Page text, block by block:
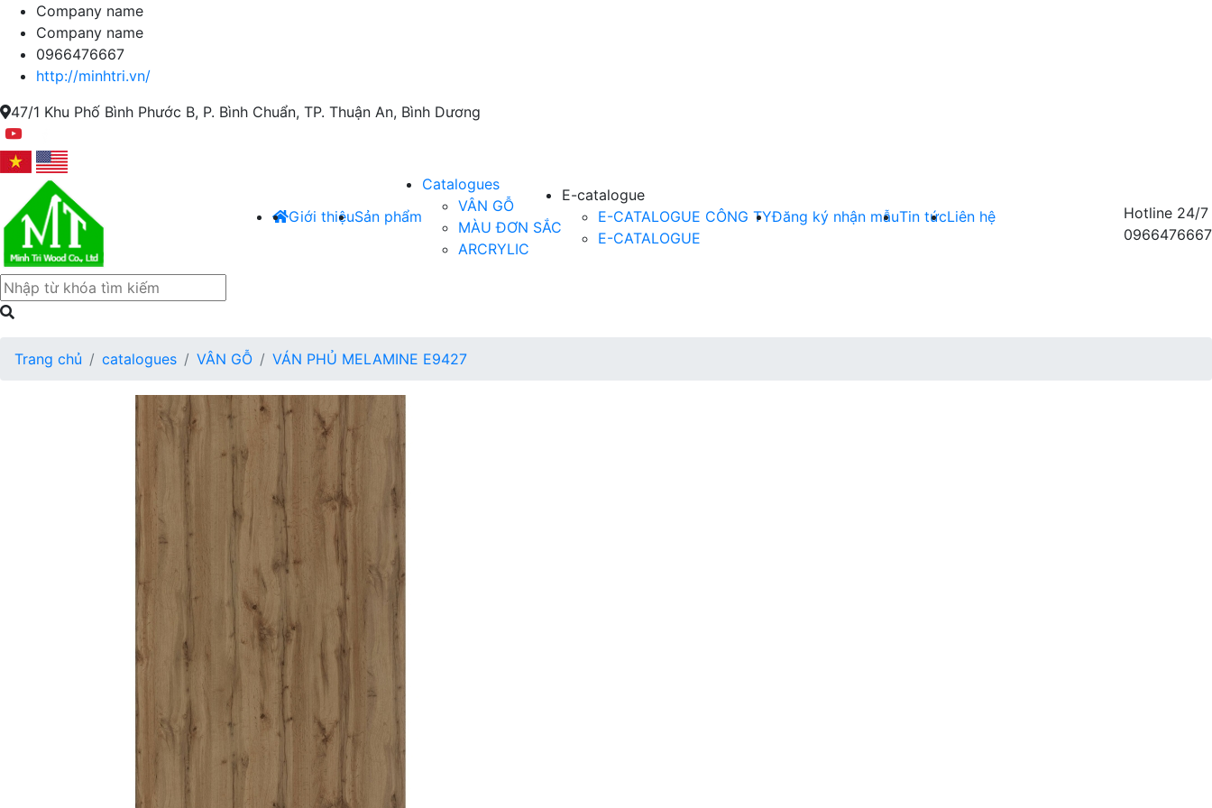
Company name
Company name
0966476667
http://minhtri.vn/
47/1 Khu Phố Bình Phước B, P. Bình Chuẩn, TP. Thuận An, Bình Dương
Giới thiệuSản phẩm
Catalogues
VÂN GỖ
MÀU ĐƠN SẮC
ARCRYLIC
E-catalogue
E-CATALOGUE CÔNG TY
E-CATALOGUE
Đăng ký nhận mẫuTin tứcLiên hệ
Hotline 24/7
0966476667
Trang chủ catalogues VÂN GỖ VÁN PHỦ MELAMINE E9427